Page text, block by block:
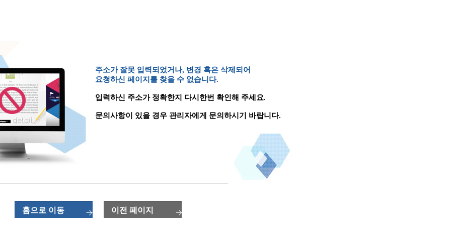
주소가 잘못 입력되었거나, 변경 혹은 삭제되어
요청하신 페이지를 찾을 수 없습니다.
입력하신 주소가 정확한지 다시한번 확인해 주세요.
문의사항이 있을 경우 관리자에게 문의하시기 바랍니다.
홈으로 이동 이전 페이지